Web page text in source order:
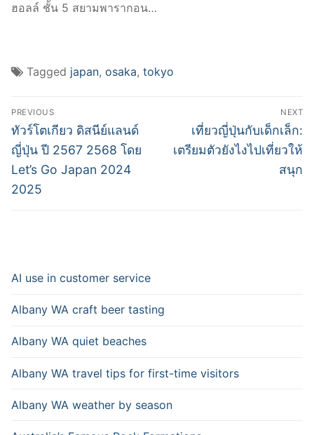
ฮอลล์ ชั้น 5 สยามพารากอน…
Tagged japan, osaka, tokyo
Post
navigation
PREVIOUS
Previous
post:
ทัวร์โตเกียว ดิสนีย์แลนด์
ญี่ปุ่น ปี 2567 2568 โดย
Let’s Go Japan 2024
2025
NEXT
Next
post:
เที่ยวญี่ปุ่นกับเด็กเล็ก:
เตรียมตัวยังไงไปเที่ยวให้
สนุก
AI use in customer service
Albany WA craft beer tasting
Albany WA quiet beaches
Albany WA travel tips for first-time visitors
Albany WA weather by season